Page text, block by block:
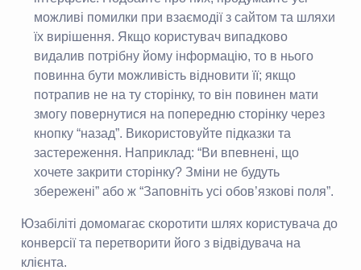
можливі помилки при взаємодії з сайтом та шляхи
їх вирішення. Якщо користувач випадково
видалив потрібну йому інформацію, то в нього
повинна бути можливість відновити її; якщо
потрапив не на ту сторінку, то він повинен мати
змогу повернутися на попередню сторінку через
кнопку “назад”. Використовуйте підказки та
застереження. Наприклад: “Ви впевнені, що
хочете закрити сторінку? Зміни не будуть
збережені” або ж “Заповніть усі обов’язкові поля”.
Юзабіліті домомагає скоротити шлях користувача до
конверсії та перетворити його з відвідувача на
клієнта.